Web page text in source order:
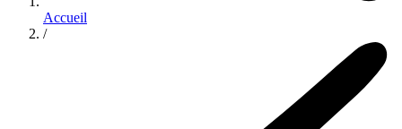
Accueil
/